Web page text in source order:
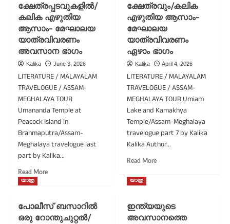
ക്ഷേത്രപ്പടവുകളിൽ/
കലിക എഴുതിയ
ആസാം- മേഘാലയ
യാത്രവിവരണം
അവസാന ഭാഗം
Kalika June 3, 2026
LITERATURE / MALAYALAM
TRAVELOGUE / ASSAM-
MEGHALAYA TOUR
Umananda Temple at
Peacock Island in
Brahmaputra/Assam-
Meghalaya travelogue last
part by Kalika...
Read MoreRead
മയിൽ
ദ്വീപിലെ
ക്ഷേത്രവും/കലിക
എഴുതിയ ആസാം-
മേഘാലയ
യാത്രവിവരണം
ഏഴാം ഭാഗം
Kalika April 4, 2026
LITERATURE / MALAYALAM
TRAVELOGUE / ASSAM-
MEGHALAYA TOUR Umiam
Lake and Kamakhya
Temple/Assam-Meghalaya
travelogue part 7 by Kalika
Kalika Author...
Read MoreRead
കാമാഖ്യ
ദേവി
യാത്ര
പോലീസ് ബസാറിൽ
ഒരു റോന്തുചുറ്റൽ/
യാത്ര
ഇന്ത്യയുടെ
അവസാനത്തെ